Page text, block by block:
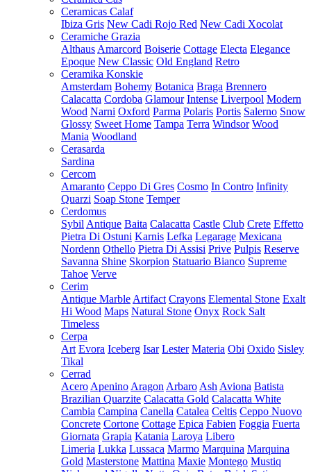
Ceramicas Calaf
Ibiza Gris New Cadi Rojo Red New Cadi Xocolat
Ceramiche Grazia
Althaus Amarcord Boiserie Cottage Electa Elegance
Epoque New Classic Old England Retro
Ceramika Konskie
Amsterdam Bohemy Botanica Braga Brennero
Calacatta Cordoba Glamour Intense Liverpool Modern
Wood Narni Oxford Parma Polaris Portis Salerno Snow
Glossy Sweet Home Tampa Terra Windsor Wood
Mania Woodland
Cerasarda
Sardina
Cercom
Amaranto Ceppo Di Gres Cosmo In Contro Infinity
Quarzi Soap Stone Temper
Cerdomus
Sybil Antique Baita Calacatta Castle Club Crete Effetto
Pietra Di Ostuni Karnis Lefka Legarage Mexicana
Nordenn Othello Pietra Di Assisi Prive Pulpis Reserve
Savanna Shine Skorpion Statuario Bianco Supreme
Tahoe Verve
Cerim
Antique Marble Artifact Crayons Elemental Stone Exalt
Hi Wood Maps Natural Stone Onyx Rock Salt
Timeless
Cerpa
Art Evora Iceberg Isar Lester Materia Obi Oxido Sisley
Tikal
Cerrad
Acero Apenino Aragon Arbaro Ash Aviona Batista
Brazilian Quarzite Calacatta Gold Calacatta White
Cambia Campina Canella Catalea Celtis Ceppo Nuovo
Concrete Cortone Cottage Epica Fabien Foggia Fuerta
Giornata Grapia Katania Laroya Libero
Limeria Lukka Lussaca Marmo Marquina Marquina
Gold Masterstone Mattina Maxie Montego Mustiq